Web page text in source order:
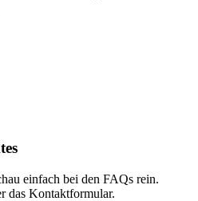
einfach bei den FAQs rein.
das Kontaktformular.